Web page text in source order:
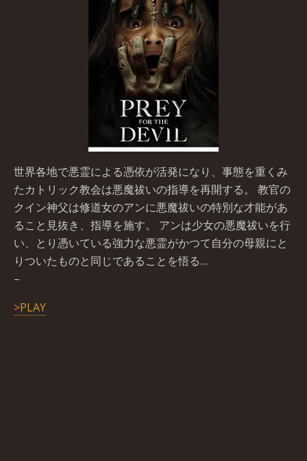
世界各地で悪霊による憑依が活発になり、事態を重くみ
たカトリック教会は悪魔祓いの指導を再開する。 教官の
クイン神父は修道女のアンに悪魔祓いの特別な才能があ
ること見抜き、指導を施す。 アンは少女の悪魔祓いを行
い、とり憑いている強力な悪霊がかつて自分の母親にと
りついたものと同じであることを悟る…
–
>PLAY